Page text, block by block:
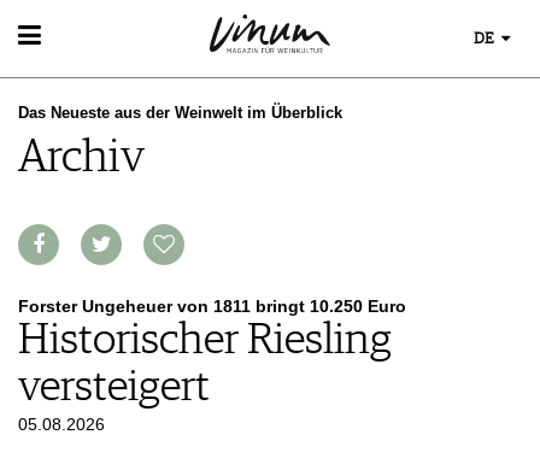
WEIN
WEINSUCHE
GUIDE WEINGÜTER
WINETRADECLUB
WEINE DES MONATS
TRINKREIFETABELLE
CLUB LES DOMAINES
WEINWISSEN
WEINREGIONEN
WEINGESCHICHTE
WEINLAGERUNG
TIPPS & TRICKS
NEWS
EVENTKALENDER
AWARDS
ESSEN & TRINKEN
FOOD PAIRING TABELLE
KULINARIK
HOTSPOTS
WEINREISEN
REPORTAGEN
DOSSIER
WINEGUIDES
KLARTEXT
MEDIATHEK
APPS
NEWS
WEINWIRTSCHAFT
DE
Das Neueste aus der Weinwelt im Überblick
Archiv
Forster Ungeheuer von 1811 bringt 10.250 Euro
Historischer Riesling
versteigert
05.08.2026